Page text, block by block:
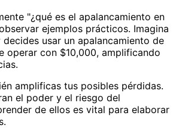
"¿qué es el apalancamiento en
ejemplos prácticos. Imagina
usar un apalancamiento de
operar con $10,000, amplificando
amplificas tus posibles pérdidas.
el poder y el riesgo del
de ellos es vital para elaborar